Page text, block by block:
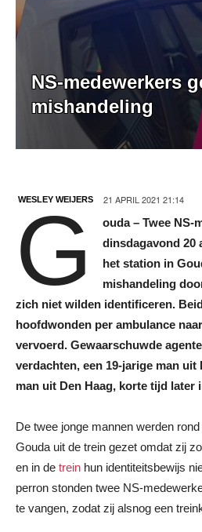
NS-medewerkers
mishandeling
WESLEY WEIJERS 21 APRIL 2021 21:14
G
ouda – Twee NS-
dinsdagavond 20
het station in
mishandeling
zich niet wilden identificeren.
hoofdwonden per ambulance
vervoerd. Gewaarschuwde
verdachten, een 19-jarige man uit
man uit Den Haag, korte tijd later
De twee jonge mannen werden
Gouda uit de trein gezet omdat zij
en in de trein hun identiteitsbewijs
perron stonden twee NS-
te vangen, zodat zij alsnog een